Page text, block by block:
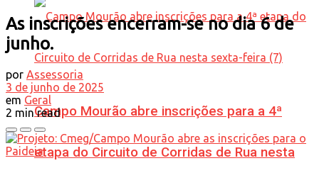
Campo Mourão abre inscrições para a 4ª
etapa do Circuito de Corridas de Rua nesta
As inscrições encerram-se no dia 6 de
junho.
por Assessoria
3 de junho de 2025
em Geral
2 min read